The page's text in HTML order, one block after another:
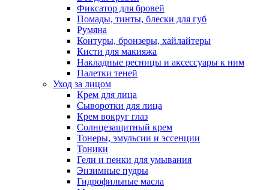
Фиксатор для бровей
Помады, тинты, блески для губ
Румяна
Контуры, бронзеры, хайлайтеры
Кисти для макияжа
Накладные ресницы и аксессуары к ним
Палетки теней
Уход за лицом
Крем для лица
Сыворотки для лица
Крем вокруг глаз
Солнцезащитный крем
Тонеры, эмульсии и эссенции
Тоники
Гели и пенки для умывания
Энзимные пудры
Гидрофильные масла